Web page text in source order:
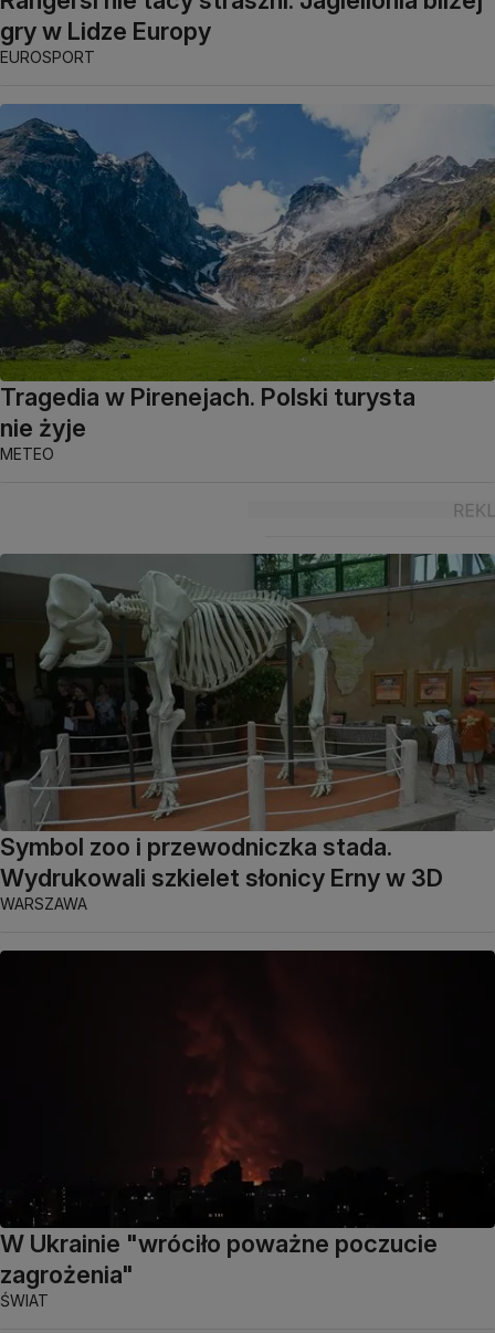
gry w Lidze Europy
EUROSPORT
Tragedia w Pirenejach. Polski turysta
nie żyje
METEO
Symbol zoo i przewodniczka stada.
Wydrukowali szkielet słonicy Erny w 3D
WARSZAWA
W Ukrainie "wróciło poważne poczucie
zagrożenia"
ŚWIAT